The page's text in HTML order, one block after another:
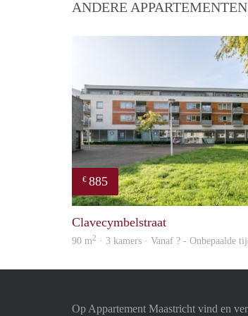
ANDERE
€ 885
Clavecymbelstraat
90 m2 · 3 kamers · Vanaf ? - Onbepaalde
Op Appartement Maastricht vind en